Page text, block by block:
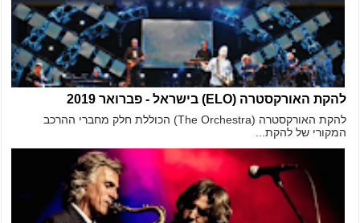
להקת האורקסטרה (ELO) בישראל - פברואר 2019
להקת האורקסטרה (The Orchestra) הכוללת חלק מחברי ההרכב
המקורי של להקת...